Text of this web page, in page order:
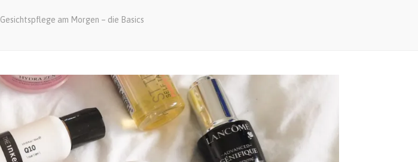
Gesichtspflege am Morgen – die Basics